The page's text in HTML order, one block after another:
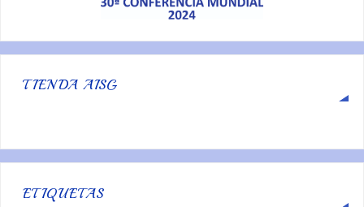
TIENDA AISG
ETIQUETAS